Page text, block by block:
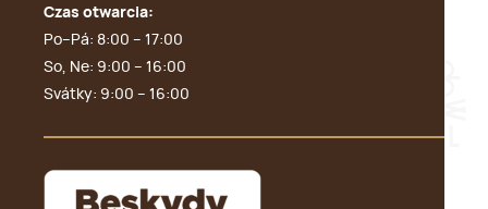
Czas otwarcia:
Po–Pá: 8:00 – 17:00
So, Ne: 9:00 – 16:00
Svátky: 9:00 – 16:00